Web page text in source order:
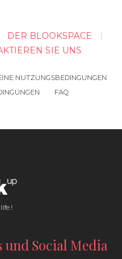
DER BLOOKSPACE
SIE UNS
NUTZUNGSBEDINGUNGEN
FAQ
!
und Social Media